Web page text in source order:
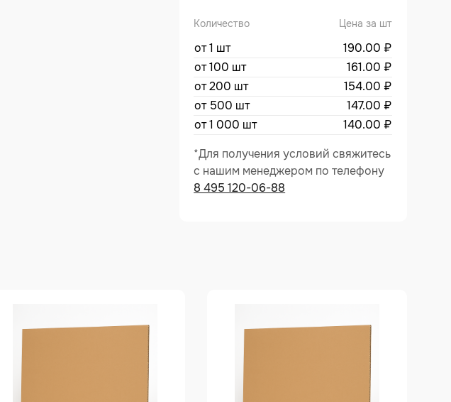
Количество Цена за шт
от 1 шт 190.00 ₽
от 100 шт
161.00 ₽
от 200 шт
154.00 ₽
от 500 шт
147.00 ₽
от 1 000 шт
140.00 ₽
*Для получения условий свяжитесь
с нашим менеджером по телефону
8 495 120-06-88